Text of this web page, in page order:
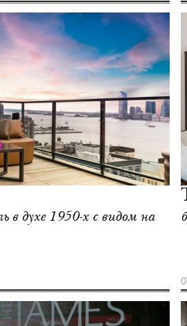
в духе 1950-х c видом на